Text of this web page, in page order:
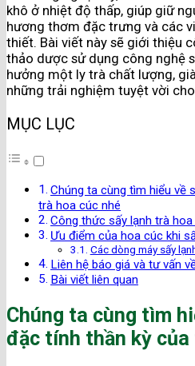
khô ở nhiệt độ thấp, giúp giữ
hương thơm đặc trưng và các
thiết. Bài viết này sẽ giới thiệu
thảo dược sử dụng công nghệ
hưởng một ly trà chất lượng,
những trải nghiệm tuyệt vời
MỤC LỤC
Chúng ta cùng tìm hiểu về
trà hoa cúc nhé
Công thức sấy lạnh trà
Ưu điểm của hoa cúc khi
Các dòng máy sấy
Liên hệ báo giá và tư vấn
Bài viết liên quan
Chúng ta cùng tìm
đặc tính thần kỳ của